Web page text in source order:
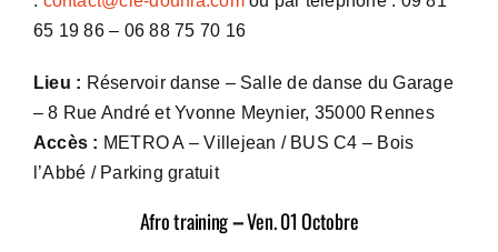
65 19 86 – 06 88 75 70 16
Lieu : Réservoir danse – Salle de danse du Garage
– 8 Rue André et Yvonne Meynier, 35000 Rennes
Accès : METRO A – Villejean / BUS C4 – Bois
l’Abbé / Parking gratuit
Afro training–Ven. 01 Octobre